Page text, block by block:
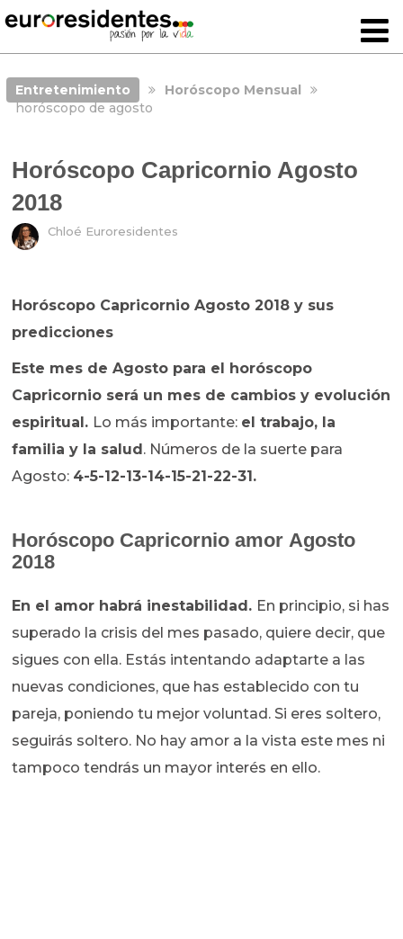
Entretenimiento
Horóscopo Mensual
horóscopo de agosto
Horóscopo Capricornio Agosto
2018
Chloé Euroresidentes
Horóscopo Capricornio Agosto 2018 y sus
predicciones
Este mes de Agosto para el horóscopo
Capricornio será un mes de cambios y evolución
espiritual. Lo más importante: el trabajo, la
familia y la salud . Números de la suerte para
Agosto: 4-5-12-13-14-15-21-22-31.
Horóscopo Capricornio amor Agosto
2018
En el amor habrá inestabilidad. En principio, si has
superado la crisis del mes pasado, quiere decir, que
sigues con ella. Estás intentando adaptarte a las
nuevas condiciones, que has establecido con tu
pareja, poniendo tu mejor voluntad. Si eres soltero,
seguirás soltero. No hay amor a la vista este mes ni
tampoco tendrás un mayor interés en ello.